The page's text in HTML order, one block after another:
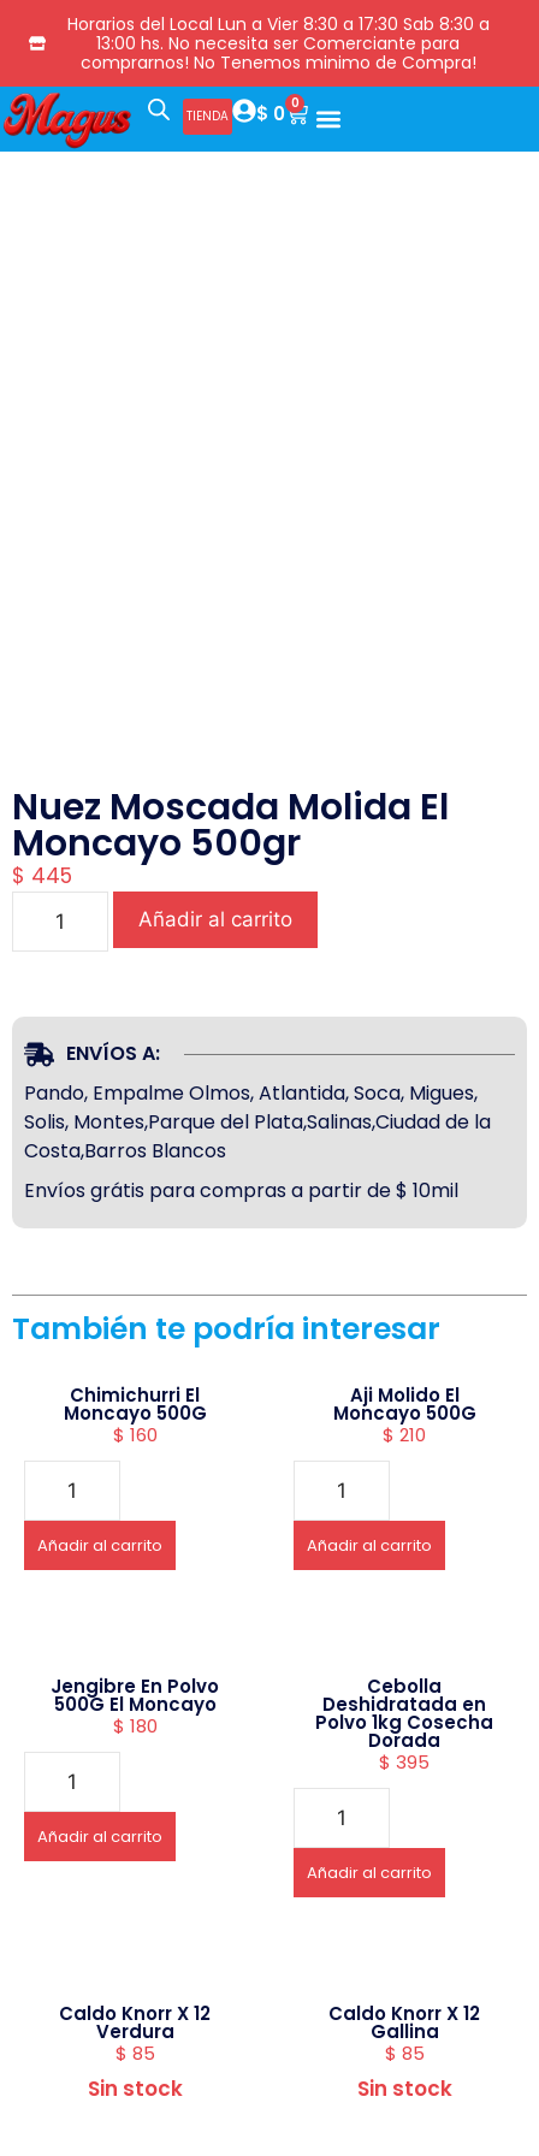
Horarios del Local Lun a Vier 8:30 a 17:30 Sab 8:30 a
13:00 hs. No necesita ser Comerciante para
comprarnos! No Tenemos minimo de Compra!
TIENDA $ 0 0
Nuez Moscada Molida El
Moncayo 500gr
$ 445
Añadir al carrito
ENVÍOS A:
Pando, Empalme Olmos, Atlantida, Soca, Migues,
Solis, Montes,Parque del Plata,Salinas,Ciudad de la
Costa,Barros Blancos
Envíos grátis para compras a partir de $ 10mil
También te podría interesar
Chimichurri El
Moncayo 500G
$ 160
Añadir al carrito
Aji Molido El
Moncayo 500G
$ 210
Añadir al carrito
Jengibre En Polvo
500G El Moncayo
$ 180
Añadir al carrito
Cebolla
Deshidratada en
Polvo 1kg Cosecha
Dorada
$ 395
Añadir al carrito
Caldo Knorr X 12
Verdura
$ 85
Sin stock
Caldo Knorr X 12
Gallina
$ 85
Sin stock